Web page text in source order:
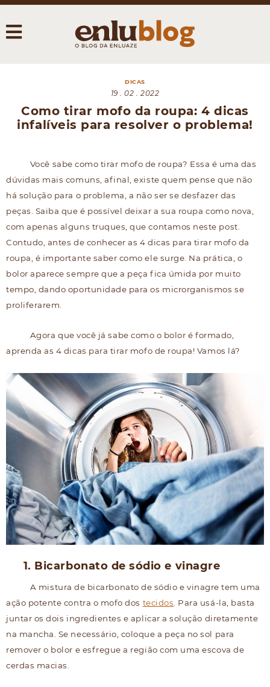
DICAS
19 . 02 . 2022
Como tirar mofo da roupa: 4 dicas
infalíveis para resolver o problema!
Você sabe como tirar mofo de roupa? Essa é uma das
dúvidas mais comuns, afinal, existe quem pense que não
há solução para o problema, a não ser se desfazer das
peças. Saiba que é possível deixar a sua roupa como nova,
com apenas alguns truques, que contamos neste post.
Contudo, antes de conhecer as 4 dicas para tirar mofo da
roupa, é importante saber como ele surge. Na prática, o
bolor aparece sempre que a peça fica úmida por muito
tempo, dando oportunidade para os microrganismos se
proliferarem.
Agora que você já sabe como o bolor é formado,
aprenda as 4 dicas para tirar mofo de roupa! Vamos lá?
1. Bicarbonato de sódio e vinagre
A mistura de bicarbonato de sódio e vinagre tem uma
ação potente contra o mofo dos tecidos. Para usá-la, basta
juntar os dois ingredientes e aplicar a solução diretamente
na mancha. Se necessário, coloque a peça no sol para
remover o bolor e esfregue a região com uma escova de
cerdas macias.